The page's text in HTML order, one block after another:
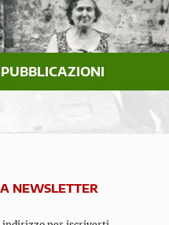
PUBBLICAZIONI
NEWSLETTER